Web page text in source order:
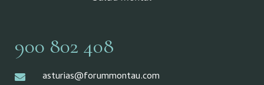
900 802 408
asturias@forummontau.com